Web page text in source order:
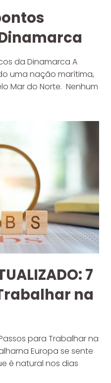
da Dinamarca A
uma nação marítima,
Mar do Norte. Nenhum
7
na
Passos para Trabalhar na
Europa se sente
é natural nos dias